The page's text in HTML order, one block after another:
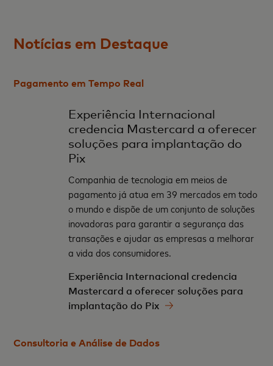
Notícias em Destaque
Pagamento em Tempo Real
Experiência Internacional
credencia Mastercard a oferecer
soluções para implantação do
Pix
Companhia de tecnologia em meios de
pagamento já atua em 39 mercados em todo
o mundo e dispõe de um conjunto de soluções
inovadoras para garantir a segurança das
transações e ajudar as empresas a melhorar
a vida dos consumidores.
Experiência Internacional credencia
Mastercard a oferecer soluções para
implantação do Pix
Consultoria e Análise de Dados